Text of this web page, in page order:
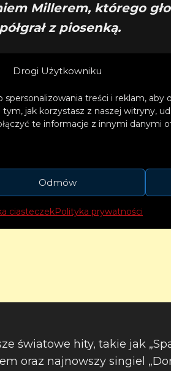
Drogi Użytkowniku
treści i reklam, aby
jak korzystasz z naszej witryny,
te informacje z innymi danymi
Odmów
ciasteczekPolityka prywatności
Millerem, którego
z piosenką.
światowe hity, takie jak
oraz najnowszy singiel